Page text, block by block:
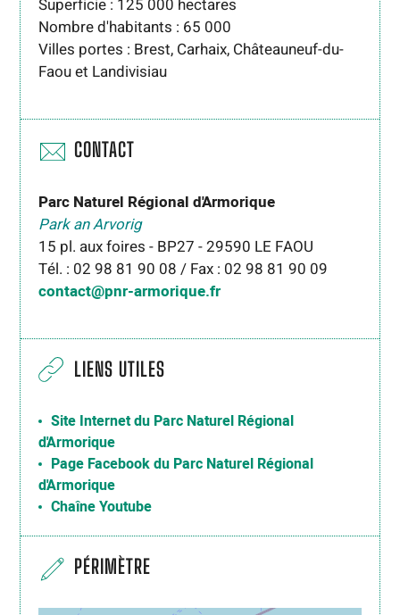
Superficie : 125 000 hectares
Nombre d'habitants : 65 000
Villes portes : Brest, Carhaix, Châteauneuf-du-
Faou et Landivisiau
CONTACT
Parc Naturel Régional d'Armorique
Park an Arvorig
15 pl. aux foires - BP27 - 29590 LE FAOU
Tél. : 02 98 81 90 08 / Fax : 02 98 81 90 09
contact@pnr-armorique.fr
LIENS UTILES
Site Internet du Parc Naturel Régional
d'Armorique
Page Facebook du Parc Naturel Régional
d'Armorique
Chaîne Youtube
PÉRIMÈTRE